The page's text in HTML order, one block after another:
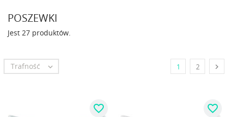
POSZEWKI
Jest 27 produktów.
Trafność  1 2 
favorite_border favorite_border